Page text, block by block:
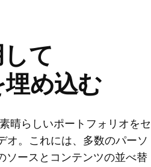
て
め込む
晴らしいポートフォリオをセ
オ。これには、多数のパーソ
ソースとコンテンツの並べ替